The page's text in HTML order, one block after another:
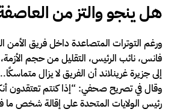
هل ينجو والتز من
ورغم التوترات المتصاعدة داخل فريق
فانس، نائب الرئيس، التقليل من حجم
إلى جزيرة غرينلاند أن الفريق لا يزال متماسكًا..
وقال في تصريح صحفي: “إذا كنتم تعتقدون
رئيس الولايات المتحدة على إقالة شخص ما